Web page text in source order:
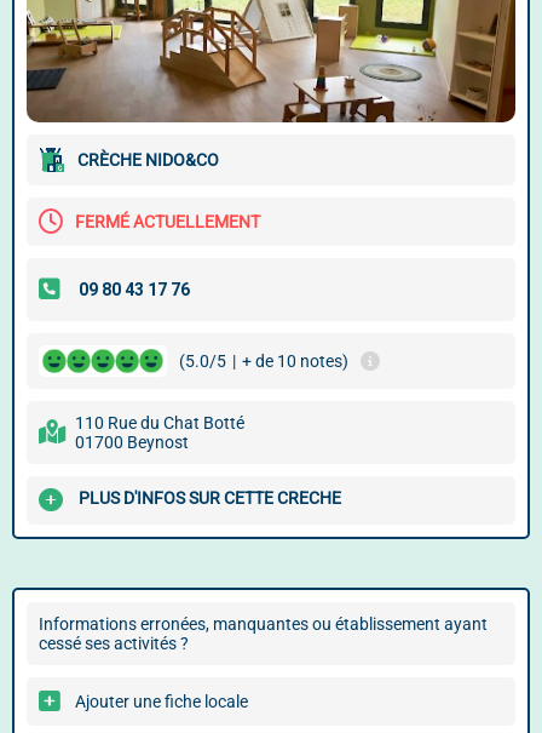
CRÈCHE NIDO&CO
FERMÉ ACTUELLEMENT
(5.0/5 | + de 10 notes)
110 Rue du Chat Botté
01700 Beynost
PLUS D'INFOS SUR CETTE CRECHE
Informations erronées, manquantes ou établissement ayant
cessé ses activités ?
Ajouter une fiche locale